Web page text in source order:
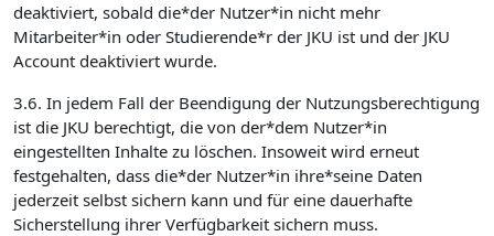
deaktiviert, sobald die*der Nutzer*in nicht mehr
Mitarbeiter*in oder Studierende*r der JKU ist und der JKU
Account deaktiviert wurde.
3.6. In jedem Fall der Beendigung der Nutzungsberechtigung
ist die JKU berechtigt, die von der*dem Nutzer*in
eingestellten Inhalte zu löschen. Insoweit wird erneut
festgehalten, dass die*der Nutzer*in ihre*seine Daten
jederzeit selbst sichern kann und für eine dauerhafte
Sicherstellung ihrer Verfügbarkeit sichern muss.